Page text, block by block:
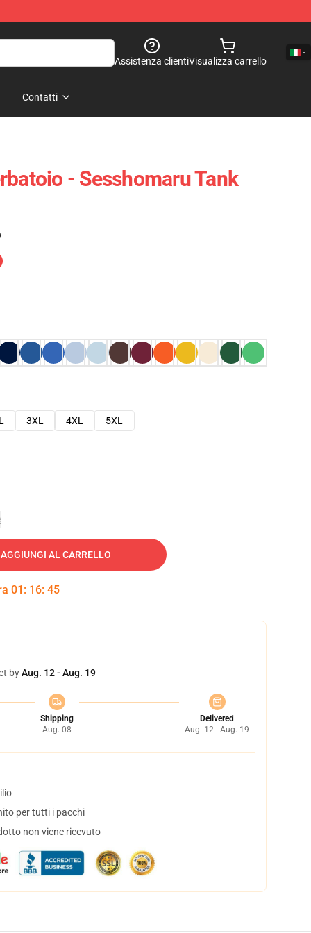
Assistenza clientiVisualizza carrello
Contatti
- Sesshomaru Tank
3XL 4XL 5XL
AGGIUNGI AL CARRELLO
01 : 16: 44
byAug. 12 - Aug. 19
Shipping
Aug. 08
Delivered
Aug. 12 - Aug. 19
per tutti i pacchi
non viene ricevuto